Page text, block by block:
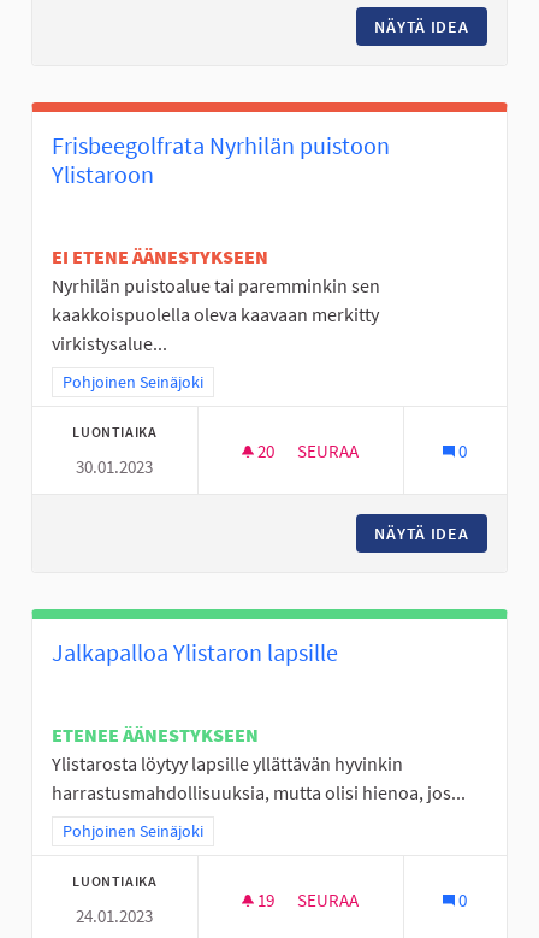
NÄYTÄ IDEA
Frisbeegolfrata Nyrhilän puistoon
Ylistaroon
EI ETENE ÄÄNESTYKSEEN
Nyrhilän puistoalue tai paremminkin sen
kaakkoispuolella oleva kaavaan merkitty
virkistysalue...
Rajaa tulokset teeman mukaan: Pohjoinen Seinäjoki
Pohjoinen Seinäjoki
LUONTIAIKA
30.01.2023
20 20 SEURAAJAA
SEURAA 0
NÄYTÄ IDEA
Jalkapalloa Ylistaron lapsille
ETENEE ÄÄNESTYKSEEN
Ylistarosta löytyy lapsille yllättävän hyvinkin
harrastusmahdollisuuksia, mutta olisi hienoa, jos...
Rajaa tulokset teeman mukaan: Pohjoinen Seinäjoki
Pohjoinen Seinäjoki
LUONTIAIKA
24.01.2023
19 19 SEURAAJAA
SEURAA 0